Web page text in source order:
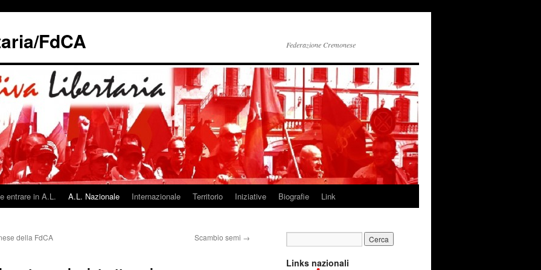
FdCA Federazione Cremonese
entrare in A.L. A.L. Nazionale Internazionale Territorio Iniziative Biografie Link
della FdCA
Scambio semi →
Links nazionali